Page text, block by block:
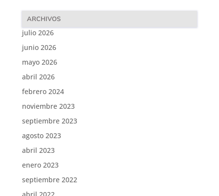
ARCHIVOS
julio 2026
junio 2026
mayo 2026
abril 2026
febrero 2024
noviembre 2023
septiembre 2023
agosto 2023
abril 2023
enero 2023
septiembre 2022
abril 2022